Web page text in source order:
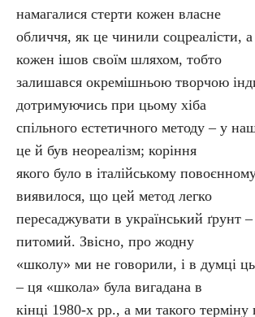
намагалися стерти кожен власне
обличчя, як це чинили соцреалісти,
кожен ішов своїм шляхом, тобто
залишався окремішньою творчою
дотримуючись при цьому хіба
спільного естетичного методу – у
це й був нео­реалізм; коріння
якого було в італійському
виявилося, що цей метод легко
пересаджувати в український ґрунт –
питомий. Звісно, про жодну
«школу» ми не говорили, і в думці
– ця «школа» була вигадана в
кінці 1980-х рр., а ми такого терміну